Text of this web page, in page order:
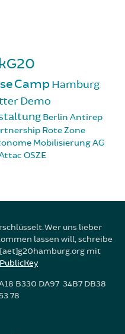
CampHamburg
Demo
Berlin Antirep
Rote Zone
MobilisierungAG
OSZE
Wer uns lieber
lassen will, schreibe
mit
B330 DA97 34B7 DB38
78